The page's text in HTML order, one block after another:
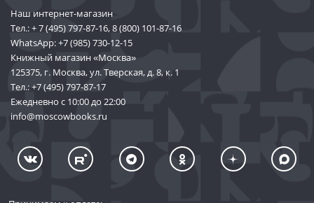
Наш интернет-магазин
Тел.:+ 7 (495) 797-87-16,8 (800) 101-87-16
WhatsApp:+7 (985) 730-12-15
Книжный магазин «Москва»
125375, г. Москва, ул. Тверская, д. 8, к. 1
Тел.:+7 (495) 797-87-17
Ежедневно с 10:00 до 22:00
info@moscowbooks.ru